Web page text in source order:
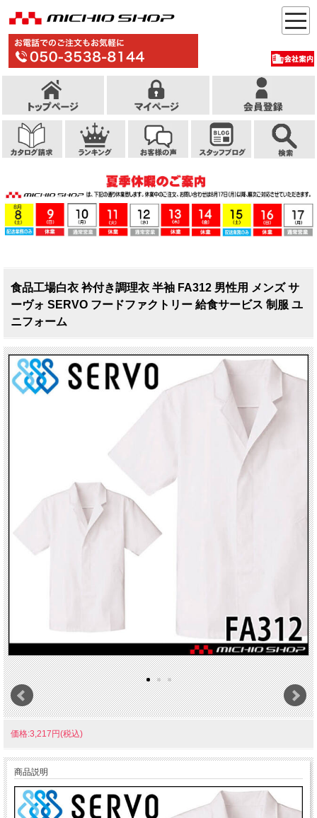
食品工場白衣 衿付き調理衣 半袖 FA312 男性用 メンズ サ
ーヴォ SERVO フードファクトリー 給食サービス 制服 ユ
ニフォーム
価格:3,217円(税込)
商品説明